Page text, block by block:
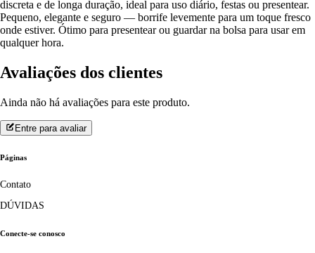
discreta e de longa duração, ideal para uso diário, festas ou presentear.
Pequeno, elegante e seguro — borrife levemente para um toque fresco
onde estiver. Ótimo para presentear ou guardar na bolsa para usar em
qualquer hora.
Avaliações dos clientes
Ainda não há avaliações para este produto.
Entre para avaliar
Páginas
Contato
DÚVIDAS
Conecte-se conosco